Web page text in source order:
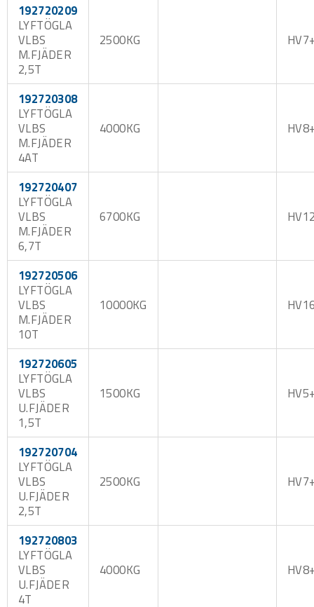
192720209
LYFTÖGLA
VLBS
M.FJÄDER
2,5T
2500KG
192720308
LYFTÖGLA
VLBS
M.FJÄDER
4AT
4000KG
192720407
LYFTÖGLA
VLBS
M.FJÄDER
6,7T
6700KG
192720506
LYFTÖGLA
VLBS
M.FJÄDER
10T
10000KG
192720605
LYFTÖGLA
VLBS
U.FJÄDER
1,5T
1500KG
192720704
LYFTÖGLA
VLBS
U.FJÄDER
2,5T
2500KG
192720803
LYFTÖGLA
VLBS
U.FJÄDER
4T
4000KG